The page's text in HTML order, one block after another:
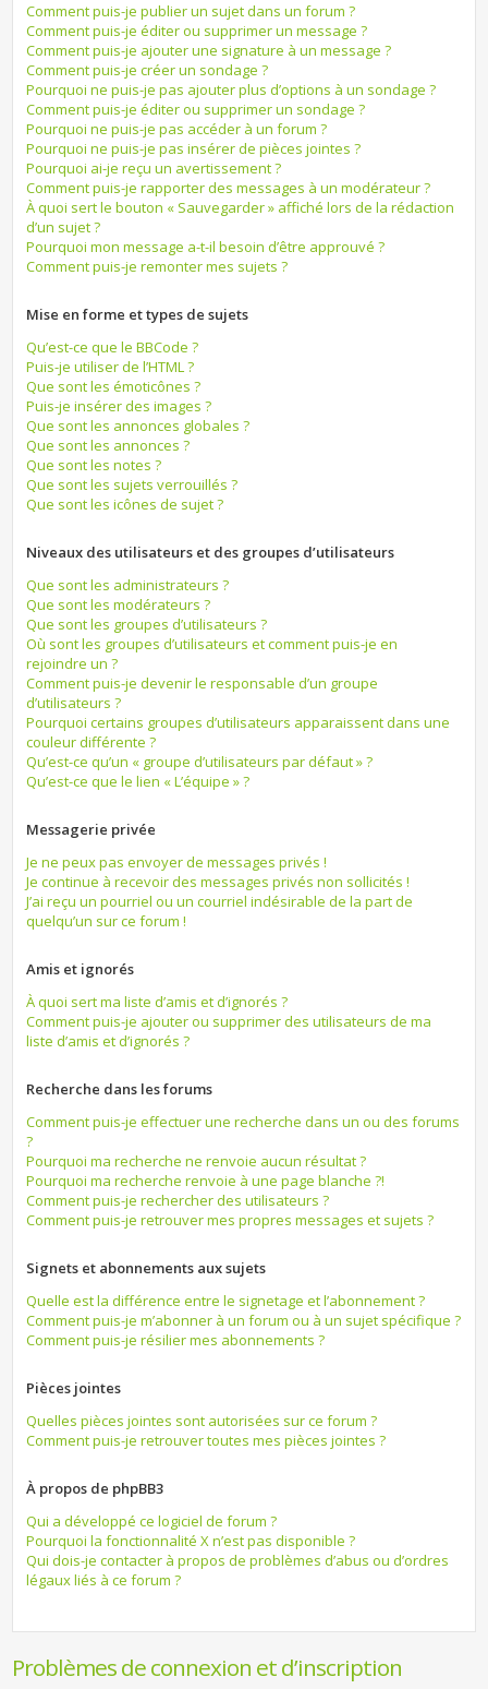
Comment puis-je publier un sujet dans un forum ?
Comment puis-je éditer ou supprimer un message ?
Comment puis-je ajouter une signature à un message ?
Comment puis-je créer un sondage ?
Pourquoi ne puis-je pas ajouter plus d’options à un sondage ?
Comment puis-je éditer ou supprimer un sondage ?
Pourquoi ne puis-je pas accéder à un forum ?
Pourquoi ne puis-je pas insérer de pièces jointes ?
Pourquoi ai-je reçu un avertissement ?
Comment puis-je rapporter des messages à un modérateur ?
À quoi sert le bouton « Sauvegarder » affiché lors de la rédaction
d’un sujet ?
Pourquoi mon message a-t-il besoin d’être approuvé ?
Comment puis-je remonter mes sujets ?
Mise en forme et types de sujets
Qu’est-ce que le BBCode ?
Puis-je utiliser de l’HTML ?
Que sont les émoticônes ?
Puis-je insérer des images ?
Que sont les annonces globales ?
Que sont les annonces ?
Que sont les notes ?
Que sont les sujets verrouillés ?
Que sont les icônes de sujet ?
Niveaux des utilisateurs et des groupes d’utilisateurs
Que sont les administrateurs ?
Que sont les modérateurs ?
Que sont les groupes d’utilisateurs ?
Où sont les groupes d’utilisateurs et comment puis-je en
rejoindre un ?
Comment puis-je devenir le responsable d’un groupe
d’utilisateurs ?
Pourquoi certains groupes d’utilisateurs apparaissent dans une
couleur différente ?
Qu’est-ce qu’un « groupe d’utilisateurs par défaut » ?
Qu’est-ce que le lien « L’équipe » ?
Messagerie privée
Je ne peux pas envoyer de messages privés !
Je continue à recevoir des messages privés non sollicités !
J’ai reçu un pourriel ou un courriel indésirable de la part de
quelqu’un sur ce forum !
Amis et ignorés
À quoi sert ma liste d’amis et d’ignorés ?
Comment puis-je ajouter ou supprimer des utilisateurs de ma
liste d’amis et d’ignorés ?
Recherche dans les forums
Comment puis-je effectuer une recherche dans un ou des forums
?
Pourquoi ma recherche ne renvoie aucun résultat ?
Pourquoi ma recherche renvoie à une page blanche ?!
Comment puis-je rechercher des utilisateurs ?
Comment puis-je retrouver mes propres messages et sujets ?
Signets et abonnements aux sujets
Quelle est la différence entre le signetage et l’abonnement ?
Comment puis-je m’abonner à un forum ou à un sujet spécifique ?
Comment puis-je résilier mes abonnements ?
Pièces jointes
Quelles pièces jointes sont autorisées sur ce forum ?
Comment puis-je retrouver toutes mes pièces jointes ?
À propos de phpBB3
Qui a développé ce logiciel de forum ?
Pourquoi la fonctionnalité X n’est pas disponible ?
Qui dois-je contacter à propos de problèmes d’abus ou d’ordres
légaux liés à ce forum ?
Problèmes de connexion et d’inscription